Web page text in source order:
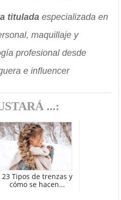
tituladaespecializada en
maquillaje y
profesional desde
e influencer
...:
23 Tipos de trenzas y
cómo se hacen...